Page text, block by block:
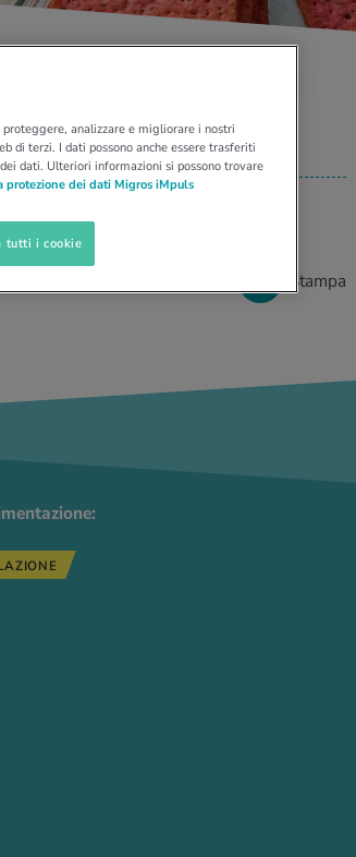
Stampa
analizzare e migliorare i nostri
di terzi. I dati possono anche essere trasferiti
dati. Ulteriori informazioni si possono trovare
protezione dei dati Migros iMpuls
tutti i cookie